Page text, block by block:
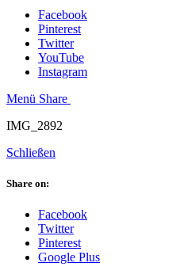
Facebook
Pinterest
Twitter
YouTube
Instagram
Menü Share
IMG_2892
Schließen
Share on:
Facebook
Twitter
Pinterest
Google Plus